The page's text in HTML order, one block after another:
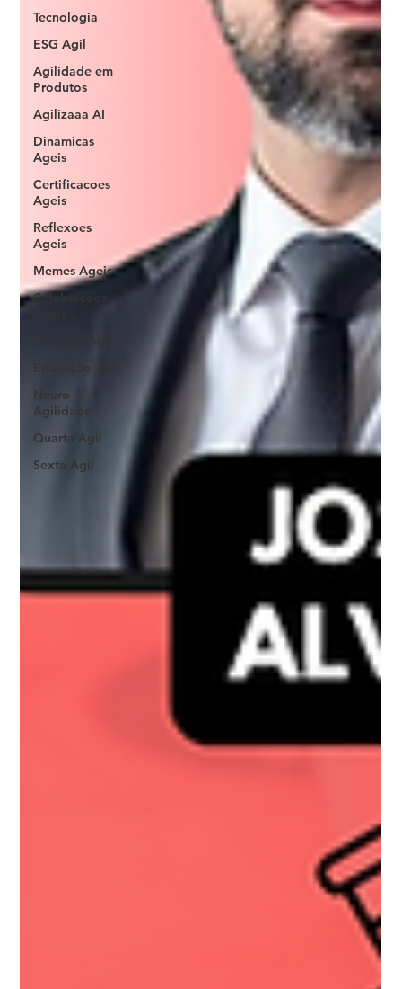
Tecnologia
ESG Agil
Agilidade em
Produtos
Agilizaaa AI
Dinamicas
Ageis
Certificacoes
Ageis
Reflexoes
Ageis
Memes Ageis
Celebracoes
Educação Ágil
Neuro
Agilidade
Quarta Agil
Sexta Agil